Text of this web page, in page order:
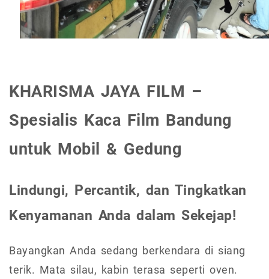
KHARISMA JAYA FILM –
Spesialis Kaca Film Bandung
untuk Mobil & Gedung
Lindungi, Percantik, dan Tingkatkan
Kenyamanan Anda dalam Sekejap!
Bayangkan Anda sedang berkendara di siang
terik. Mata silau, kabin terasa seperti oven.